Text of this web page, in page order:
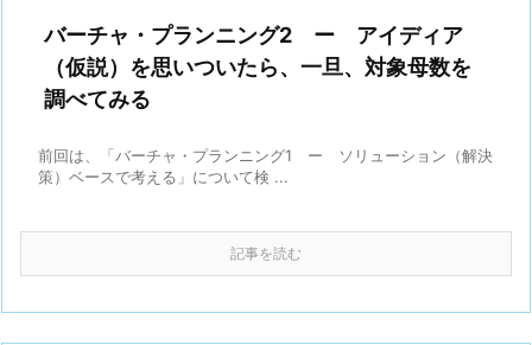
バーチャ・プランニング2 ー アイディア
（仮説）を思いついたら、一旦、対象母数を
調べてみる
前回は、「バーチャ・プランニング1 ー ソリューション（解決
策）ベースで考える」について検 ...
記事を読む